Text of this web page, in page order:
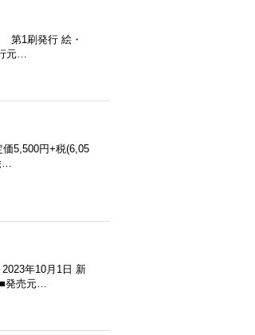
第1刷発行 絵・
元…
5,500円+税(6,05
…
年10月1日 新
■発売元…